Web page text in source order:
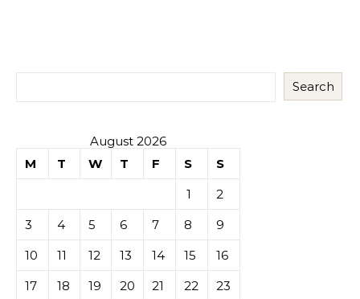
Search
August 2026
M
T W T F S
S
1
2
3
4 5 6 7 8
9
10
11 12 13 14 15
16
17
18 19 20 21 22
23